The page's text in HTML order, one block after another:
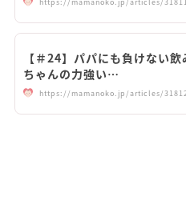
【＃24】パパにも負けない
ちゃんの力強い…
https://mamanoko.jp/articles/